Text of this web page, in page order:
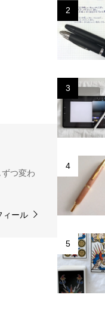
つ変わ
ィール
2
3
4
5